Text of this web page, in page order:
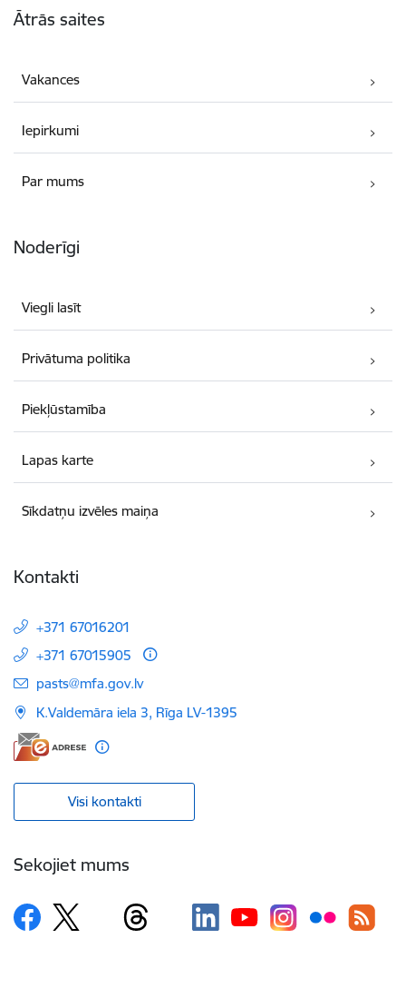
Ātrās saites
Vakances
Iepirkumi
Par mums
Noderīgi
Viegli lasīt
Privātuma politika
Piekļūstamība
Lapas karte
Sīkdatņu izvēles maiņa
Kontakti
+371 67016201
+371 67015905
E-pasts:
pasts@mfa.gov.lv
K.Valdemāra iela 3, Rīga LV-1395
Visi kontakti
Sekojiet mums